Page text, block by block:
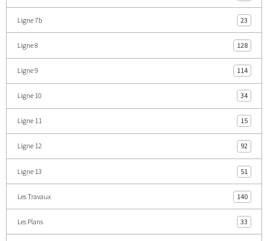
Ligne 7b 23
Ligne 8 128
Ligne 9 114
Ligne 10 34
Ligne 11 15
Ligne 12 92
Ligne 13 51
Les Travaux 140
Les Plans 33